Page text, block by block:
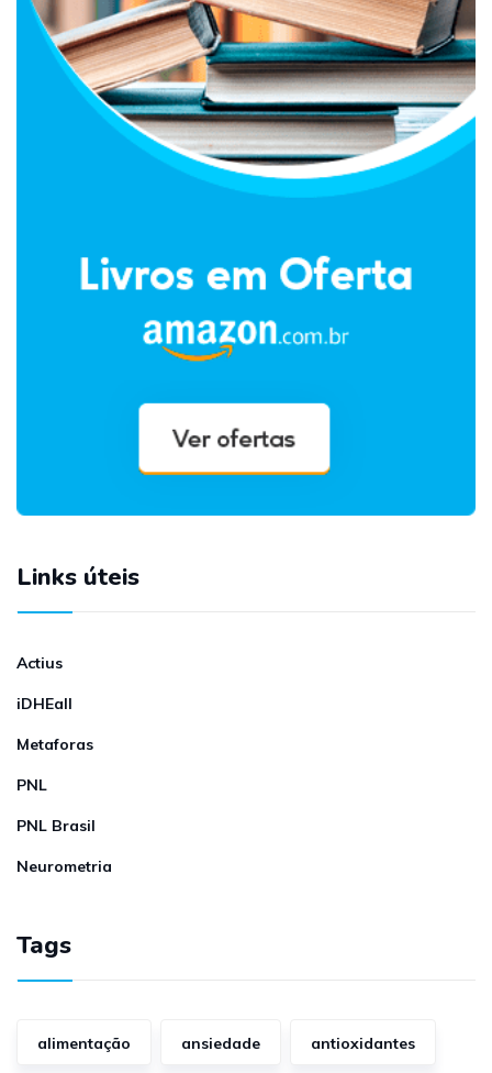
Links úteis
Actius
iDHEall
Metaforas
PNL
PNL Brasil
Neurometria
Tags
alimentação ansiedade antioxidantes